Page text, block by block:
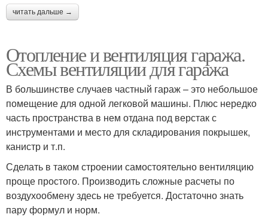
читать дальше →
Отопление и вентиляция гаража.
Схемы вентиляции для гаража
В большинстве случаев частный гараж – это небольшое
помещение для одной легковой машины. Плюс нередко
часть пространства в нем отдана под верстак с
инструментами и место для складирования покрышек,
канистр и т.п.
Сделать в таком строении самостоятельно вентиляцию
проще простого. Производить сложные расчеты по
воздухообмену здесь не требуется. Достаточно знать
пару формул и норм.